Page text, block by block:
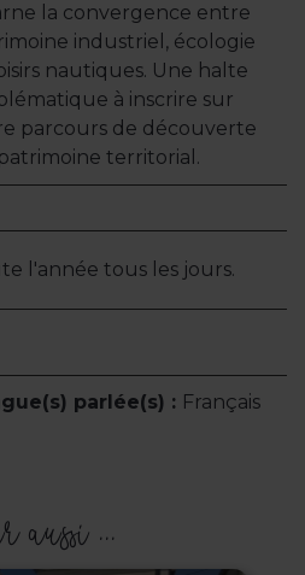
la convergence entre
industriel, écologie
nautiques. Une halte
à inscrire sur
parcours de découverte
territorial.
l'année tous les jours.
parlée(s) : Français
aussi ...